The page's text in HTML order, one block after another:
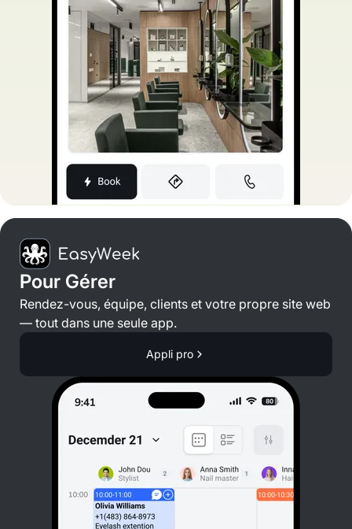
Pour Gérer
Rendez-vous, équipe, clients et votre propre site web
— tout dans une seule app.
Appli pro